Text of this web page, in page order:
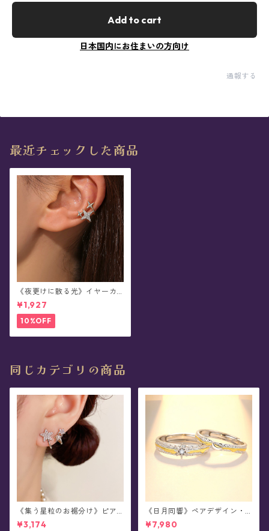
Add to cart
日本国内にお住まいの方向け
通報する
最近チェックした商品
《夜更けに散る光》イヤーカ
フ/イヤークリップ/イヤリング
(片耳用)
¥1,927
10%OFF
同じカテゴリの商品
《集う星粒のお裾分け》ピア
ス
¥3,174
《日月同響》ペアデザイン・
シルバーリング
¥7,980